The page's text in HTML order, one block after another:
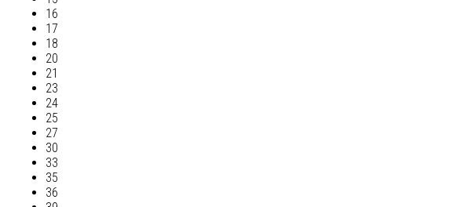
16
17
18
20
21
23
24
25
27
30
33
35
36